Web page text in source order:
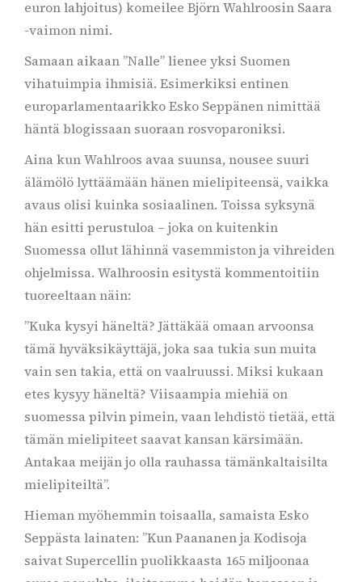
euron lahjoitus) komeilee Björn Wahlroosin Saara
-vaimon nimi.
Samaan aikaan ”Nalle” lienee yksi Suomen
vihatuimpia ihmisiä. Esimerkiksi entinen
europarlamentaarikko Esko Seppänen nimittää
häntä blogissaan suoraan rosvoparoniksi.
Aina kun Wahlroos avaa suunsa, nousee suuri
älämölö lyttäämään hänen mielipiteensä, vaikka
avaus olisi kuinka sosiaalinen. Toissa syksynä
hän esitti perustuloa – joka on kuitenkin
Suomessa ollut lähinnä vasemmiston ja vihreiden
ohjelmissa. Walhroosin esitystä kommentoitiin
tuoreeltaan näin:
”Kuka kysyi häneltä? Jättäkää omaan arvoonsa
tämä hyväksikäyttäjä, joka saa tukia sun muita
vain sen takia, että on vaalruussi. Miksi kukaan
etes kysyy häneltä? Viisaampia miehiä on
suomessa pilvin pimein, vaan lehdistö tietää, että
tämän mielipiteet saavat kansan kärsimään.
Antakaa meijän jo olla rauhassa tämänkaltaisilta
mielipiteiltä”.
Hieman myöhemmin toisaalla, samaista Esko
Seppästa lainaten: ”Kun Paananen ja Kodisoja
saivat Supercellin puolikkaasta 165 miljoonaa